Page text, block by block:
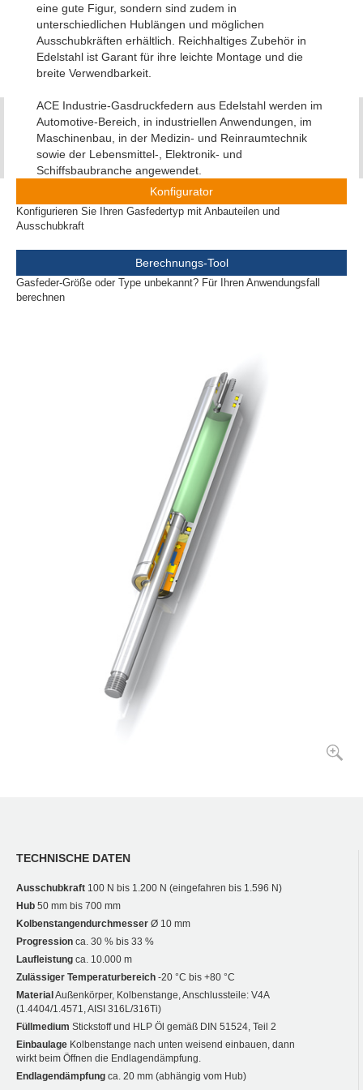
eine gute Figur, sondern sind zudem in
unterschiedlichen Hublängen und möglichen
Ausschubkräften erhältlich. Reichhaltiges Zubehör in
Edelstahl ist Garant für ihre leichte Montage und die
breite Verwendbarkeit.
ACE Industrie-Gasdruckfedern aus Edelstahl werden im
Automotive-Bereich, in industriellen Anwendungen, im
Maschinenbau, in der Medizin- und Reinraumtechnik
sowie der Lebensmittel-, Elektronik- und
Schiffsbaubranche angewendet.
Konfigurator
Konfigurieren Sie Ihren Gasfedertyp mit Anbauteilen und
Ausschubkraft
Berechnungs-Tool
Gasfeder-Größe oder Type unbekannt? Für Ihren Anwendungsfall
berechnen
TECHNISCHE DATEN
Ausschubkraft 100 N bis 1.200 N (eingefahren bis 1.596 N)
Hub 50 mm bis 700 mm
Kolbenstangendurchmesser Ø 10 mm
Progression ca. 30 % bis 33 %
Laufleistung ca. 10.000 m
Zulässiger Temperaturbereich -20 °C bis +80 °C
MaterialAußenkörper, Kolbenstange, Anschlussteile: V4A
(1.4404/1.4571, AISI 316L/316Ti)
Füllmedium Stickstoff und HLP Öl gemäß DIN 51524, Teil 2
Einbaulage Kolbenstange nach unten weisend einbauen, dann
wirkt beim Öffnen die Endlagendämpfung.
Endlagendämpfung ca. 20 mm (abhängig vom Hub)